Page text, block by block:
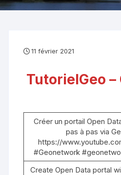
11 février 2021
TutorielGeo –
Créer un portail Open
pas à pas via
https://
#Geonetwork
Create Open Data portal